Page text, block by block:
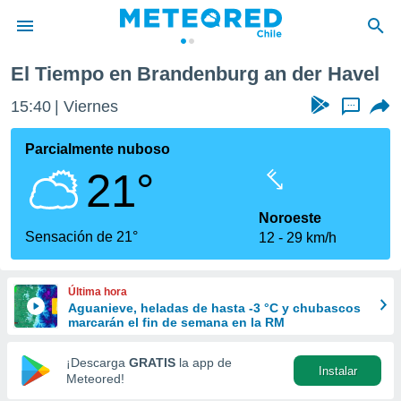
de
por
se
calidad.
a este
las
y
forma
digital
basada
El Tiempo en Brandenburg an der Havel
15:40 Viernes ...
Parcialmente nuboso
21°
Sensación de 21°
Noroeste
12
29 km/h
Última hora
Aguanieve, heladas de hasta -3 °C y chubascos
marcarán el fin de semana en la RM
¡Descarga GRATIS la app de
Meteored!
Instalar